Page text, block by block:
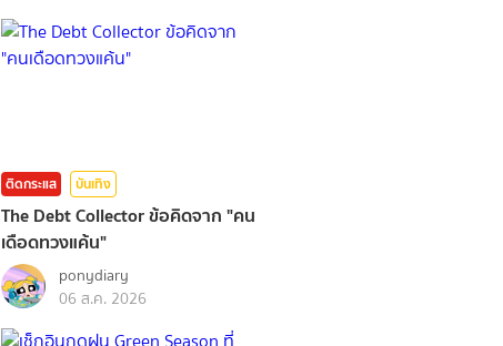
ติดกระแส บันเทิง
The Debt Collector ข้อคิดจาก "คน
เดือดทวงแค้น"
ponydiary
06 ส.ค. 2026